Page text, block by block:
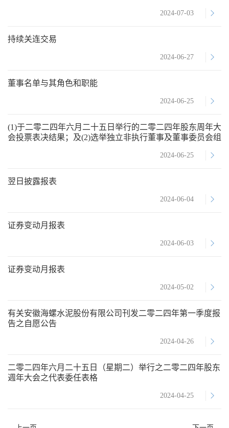
2024-07-03
持续关连交易
2024-06-27
董事名单与其角色和职能
2024-06-25
(1)于二零二四年六月二十五日举行的二零二四年股东周年大
会投票表决结果；及(2)选举独立非执行董事及董事委员会组
2024-06-25
翌日披露报表
2024-06-04
证券变动月报表
2024-06-03
证券变动月报表
2024-05-02
有关安徽海螺水泥股份有限公司刊发二零二四年第一季度报
告之自愿公告
2024-04-26
二零二四年六月二十五日（星期二）举行之二零二四年股东
週年大会之代表委任表格
2024-04-25